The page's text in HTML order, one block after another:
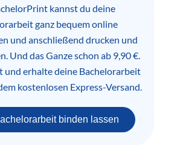
kannst du deine
ganz bequem online
und anschließend drucken und
Und das Ganze schon ab 9,90 €.
und erhalte deine Bachelorarbeit
kostenlosen Express-Versand.
binden lassen